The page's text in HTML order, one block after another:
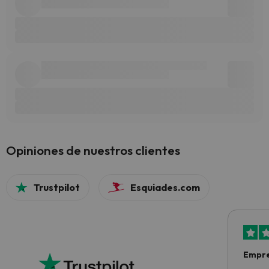
Opiniones de nuestros clientes
Trustpilot Esquiades.com